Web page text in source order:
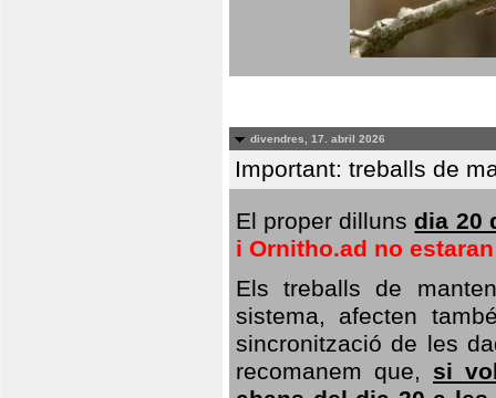
divendres, 17. abril 2026
Important: treballs de
El proper dilluns dia 20
i Ornitho.ad no
Els treballs de
sistema, afecten
sincronització de les
recomanem que, si